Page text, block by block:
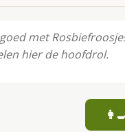
met
hier de hoofdrol.